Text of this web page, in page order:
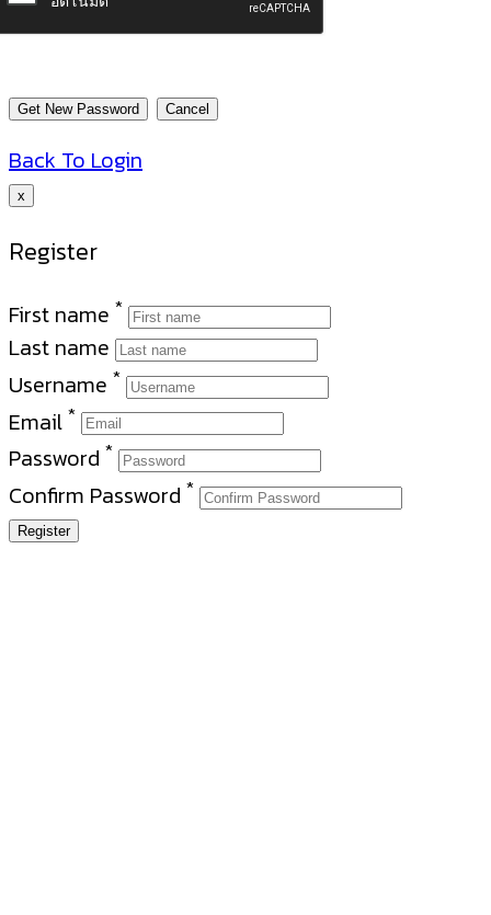
Back To Login
x
Register
First name *
Last name
Username *
Email *
Password *
Confirm Password *
Register